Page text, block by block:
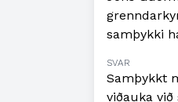
samþykki
SVAR
Samþykkt
viðauka